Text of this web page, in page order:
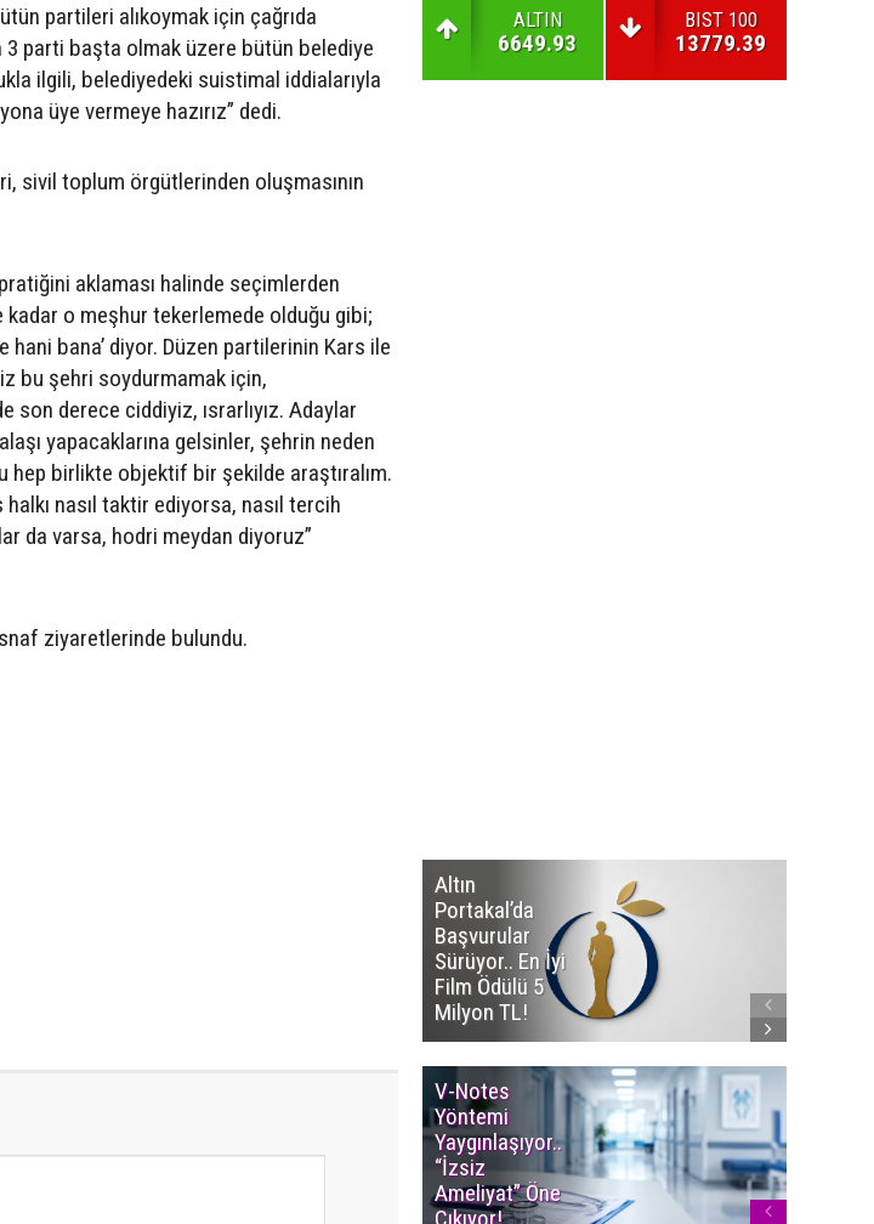
partileri alıkoymak için çağrıda
parti başta olmak üzere bütün belediye
ilgili, belediyedeki suistimal iddialarıyla
üye vermeye hazırız” dedi.
sivil toplum örgütlerinden oluşmasının
aklaması halinde seçimlerden
kadar o meşhur tekerlemede olduğu gibi;
bana’ diyor. Düzen partilerinin Kars ile
bu şehri soydurmamak için,
derece ciddiyiz, ısrarlıyız. Adaylar
yapacaklarına gelsinler, şehrin neden
hep birlikte objektif bir şekilde araştıralım.
nasıl taktir ediyorsa, nasıl tercih
da varsa, hodri meydan diyoruz”
ziyaretlerinde bulundu.
ALTIN
6649.93
BIST 100
13779.39
Altın
Portakal’da
Başvurular
Sürüyor.. En İyi
Film Ödülü 5
Milyon TL!
V-Notes
Yöntemi
Yaygınlaşıyor..
“İzsiz
Ameliyat” Öne